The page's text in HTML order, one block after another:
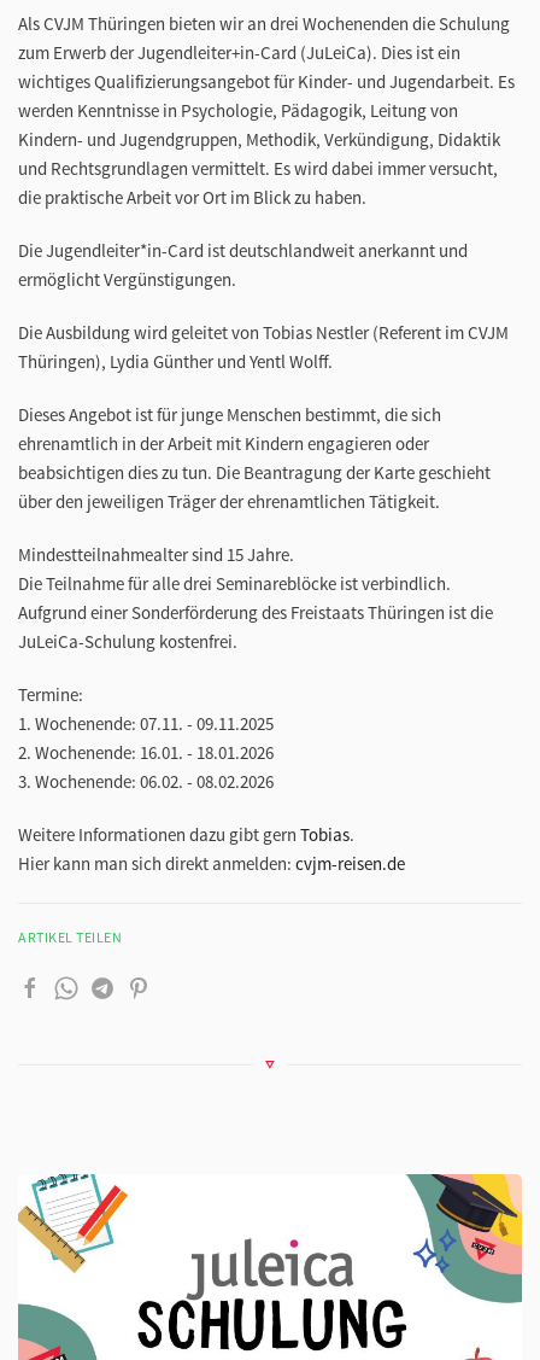
Als CVJM Thüringen bieten wir an drei Wochenenden die Schulung
zum Erwerb der Jugendleiter+in-Card (JuLeiCa). Dies ist ein
wichtiges Qualifizierungsangebot für Kinder- und Jugendarbeit. Es
werden Kenntnisse in Psychologie, Pädagogik, Leitung von
Kindern- und Jugendgruppen, Methodik, Verkündigung, Didaktik
und Rechtsgrundlagen vermittelt. Es wird dabei immer versucht,
die praktische Arbeit vor Ort im Blick zu haben.
Die Jugendleiter*in-Card ist deutschlandweit anerkannt und
ermöglicht Vergünstigungen.
Die Ausbildung wird geleitet von Tobias Nestler (Referent im CVJM
Thüringen), Lydia Günther und Yentl Wolff.
Dieses Angebot ist für junge Menschen bestimmt, die sich
ehrenamtlich in der Arbeit mit Kindern engagieren oder
beabsichtigen dies zu tun. Die Beantragung der Karte geschieht
über den jeweiligen Träger der ehrenamtlichen Tätigkeit.
Mindestteilnahmealter sind 15 Jahre.
Die Teilnahme für alle drei Seminareblöcke ist verbindlich.
Aufgrund einer Sonderförderung des Freistaats Thüringen ist die
JuLeiCa-Schulung kostenfrei.
Termine:
1. Wochenende: 07.11. - 09.11.2025
2. Wochenende: 16.01. - 18.01.2026
3. Wochenende: 06.02. - 08.02.2026
Weitere Informationen dazu gibt gern Tobias.
Hier kann man sich direkt anmelden: cvjm-reisen.de
ARTIKEL TEILEN